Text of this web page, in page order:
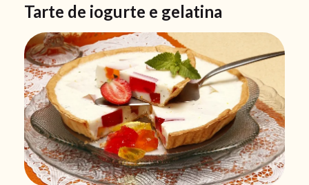
Tarte de iogurte e gelatina